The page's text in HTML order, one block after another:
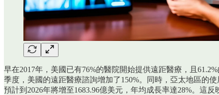
早在2017年，美國已有76%的醫院開始提供遠距醫療，且
季度，美國的遠距醫療諮詢增加了150%。同時，亞太地區的
預計到2026年將增至1683.96億美元，年均成長率達28%。這